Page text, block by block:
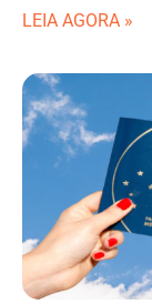
LEIA AGORA »